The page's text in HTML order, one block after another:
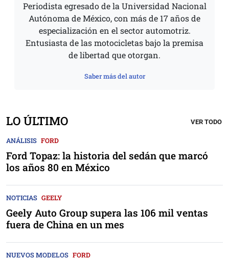
Periodista egresado de la Universidad Nacional
Autónoma de México, con más de 17 años de
especialización en el sector automotriz.
Entusiasta de las motocicletas bajo la premisa
de libertad que otorgan.
Saber más del autor
LO ÚLTIMO VER TODO
ANÁLISIS FORD
Ford Topaz: la historia del sedán que marcó
los años 80 en México
NOTICIAS GEELY
Geely Auto Group supera las 106 mil ventas
fuera de China en un mes
NUEVOS MODELOS FORD